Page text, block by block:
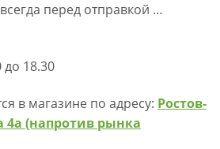
перед отправкой …
18.30
в магазине по адресу: Ростов-
(напротив рынка